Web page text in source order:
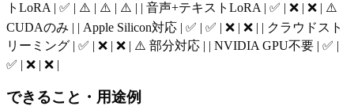
トLoRA | ✅ | ⚠️ | ⚠️ | ⚠️ | | 音声+テキストLoRA | ✅ | ❌ | ❌ | ⚠️
CUDAのみ | | Apple Silicon対応 | ✅ | ✅ | ❌ | ❌ | | クラウドスト
リーミング | ✅ | ❌ | ❌ | ⚠️ 部分対応 | | NVIDIA GPU不要 | ✅ |
✅ | ❌ | ❌ |
できること・用途例